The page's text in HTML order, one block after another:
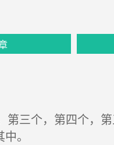
三个，第四个，
。